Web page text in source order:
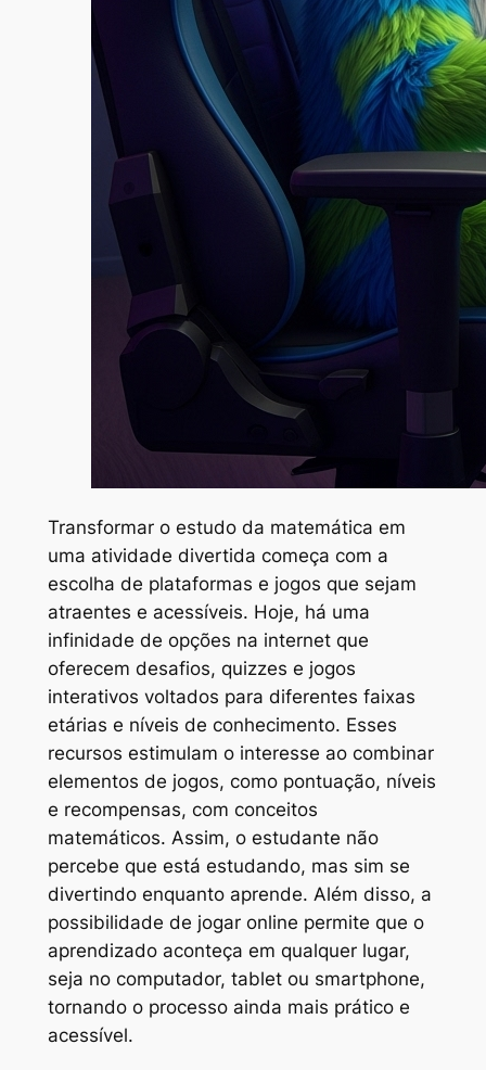
Transformar o estudo da matemática em
uma atividade divertida começa com a
escolha de plataformas e jogos que sejam
atraentes e acessíveis. Hoje, há uma
infinidade de opções na internet que
oferecem desafios, quizzes e jogos
interativos voltados para diferentes faixas
etárias e níveis de conhecimento. Esses
recursos estimulam o interesse ao combinar
elementos de jogos, como pontuação, níveis
e recompensas, com conceitos
matemáticos. Assim, o estudante não
percebe que está estudando, mas sim se
divertindo enquanto aprende. Além disso, a
possibilidade de jogar online permite que o
aprendizado aconteça em qualquer lugar,
seja no computador, tablet ou smartphone,
tornando o processo ainda mais prático e
acessível.